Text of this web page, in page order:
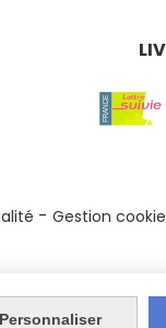
Gestion
Personnaliser